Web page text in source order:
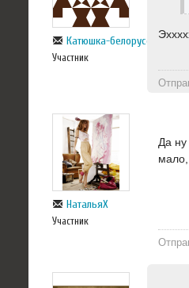
Катюшка-белорусска
Участник
НатальяХ
Участник
Да